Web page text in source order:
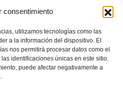
consentimiento
utilizamos tecnologías como las
a la información del dispositivo. El
nos permitirá procesar datos como el
identificaciones únicas en este sitio.
puede afectar negativamente a
de las Selecciones #Valenta